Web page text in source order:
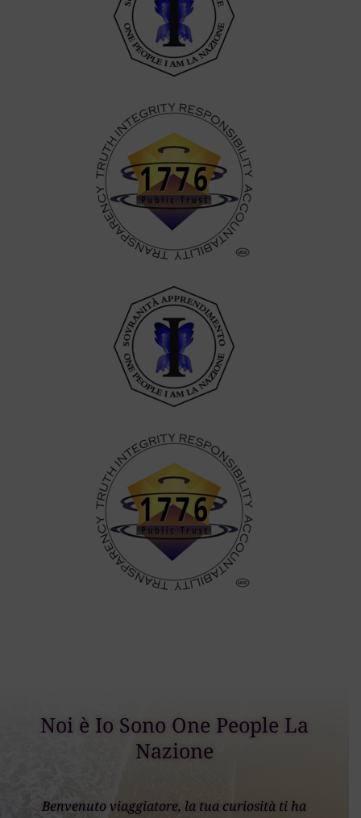
Noi è Io Sono One People La
Nazione
Benvenuto viaggiatore, la tua curiosità ti ha